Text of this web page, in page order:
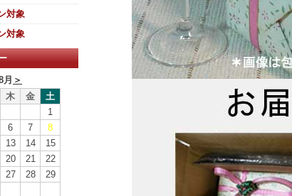
対象
対象
月 ＞
木 金
土
1
6 7
8
13 14
15
20 21
22
27 28
29